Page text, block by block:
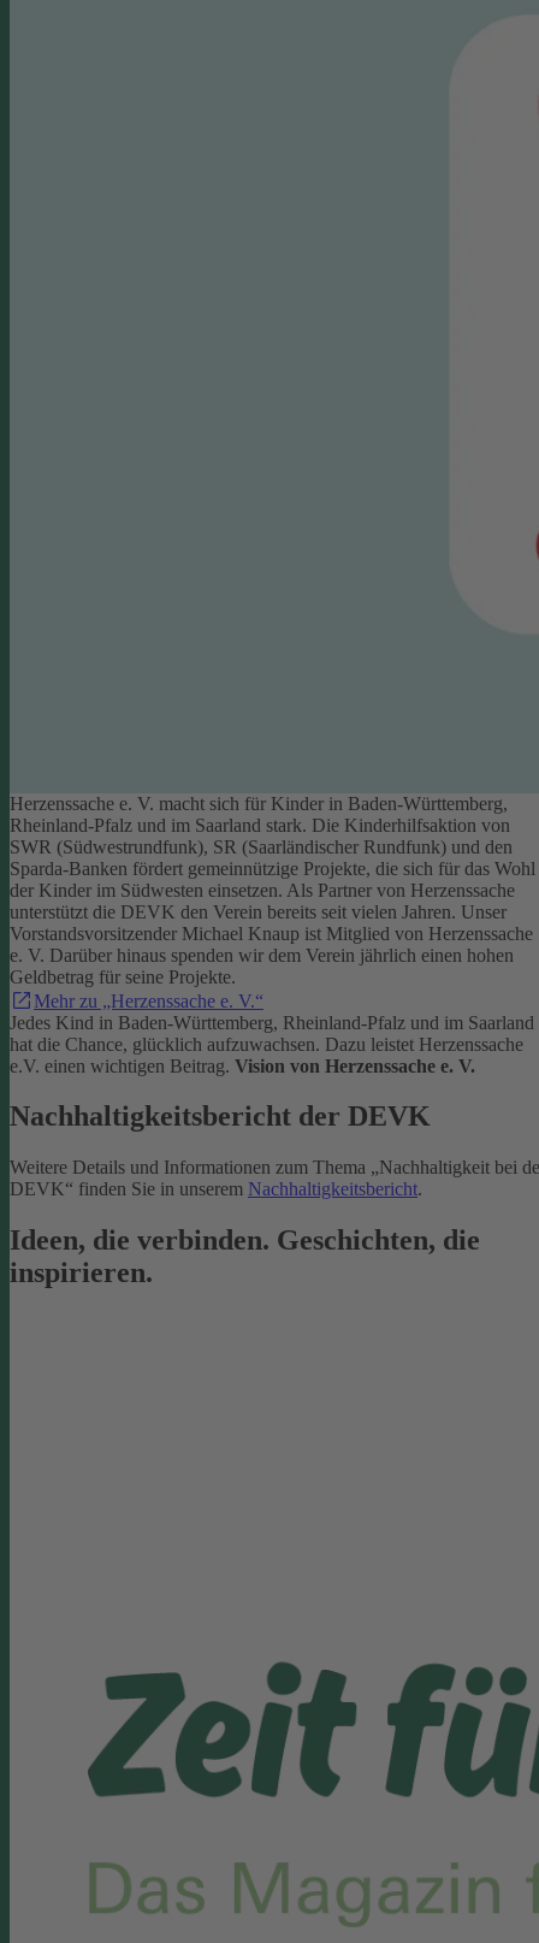
Herzenssache e. V. macht sich für Kinder in Baden-Württemberg,
Rheinland-Pfalz und im Saarland stark. Die Kinderhilfsaktion von
SWR (Südwestrundfunk), SR (Saarländischer Rundfunk) und den
Sparda-Banken fördert gemeinnützige Projekte, die sich für das Wohl
der Kinder im Südwesten einsetzen. Als Partner von Herzenssache
unterstützt die DEVK den Verein bereits seit vielen Jahren. Unser
Vorstandsvorsitzender Michael Knaup ist Mitglied von Herzenssache
e. V. Darüber hinaus spenden wir dem Verein jährlich einen hohen
Geldbetrag für seine Projekte.
Mehr zu „Herzenssache e. V.“
Jedes Kind in Baden-Württemberg, Rheinland-Pfalz und im Saarland
hat die Chance, glücklich aufzuwachsen. Dazu leistet Herzenssache
e.V. einen wichtigen Beitrag. Vision von Herzenssache e. V.
Nachhaltigkeitsbericht der DEVK
Weitere Details und Informationen zum Thema „Nachhaltigkeit bei
DEVK“ finden Sie in unserem Nachhaltigkeitsbericht.
Ideen, die verbinden. Geschichten, die
inspirieren.